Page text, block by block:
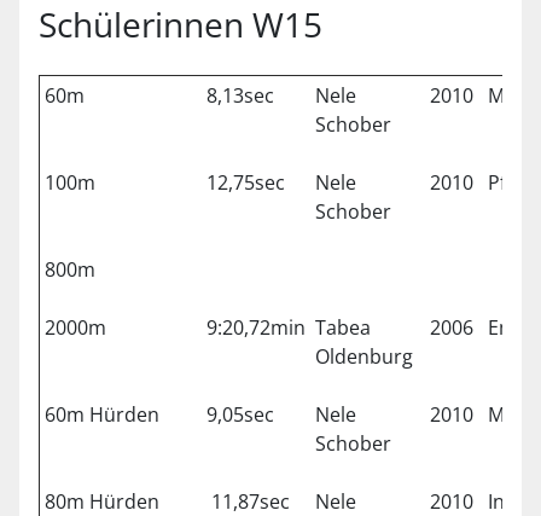
Schülerinnen W15
60m 8,13sec
Nele
Schober
2010
100m 12,75sec
Nele
Schober
2010
800m
2000m 9:20,72min Tabea
Oldenburg
2006
60m Hürden 9,05sec
Nele
Schober
2010
80m Hürden 11,87sec
Nele
2010